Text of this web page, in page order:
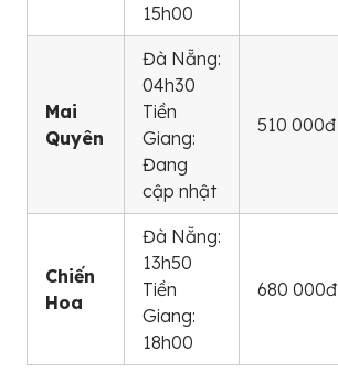
15h00
Mai
Quyên
Đà Nẵng:
04h30
Tiền
Giang:
Đang
cập nhật
510 000đ
Chiến
Hoa
Đà Nẵng:
13h50
Tiền
Giang:
18h00
680 000đ